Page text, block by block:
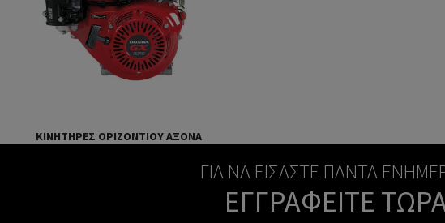
ΚΙΝΗΤΗΡΕΣ ΟΡΙΖΟΝΤΙΟΥ ΑΞΟΝΑ
ΓΙΑ ΝΑ ΕΊΣΑΣΤΕ ΠΆΝΤΑ
ΕΓΓΡΑΦΕΊΤΕ ΤΏΡΑ